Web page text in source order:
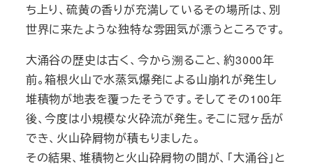
ち上り、硫黄の香りが充満しているその場所は、別
世界に来たような独特な雰囲気が漂うところです。
大涌谷の歴史は古く、今から溯ること、約3000年
前。箱根火山で水蒸気爆発による山崩れが発生し
堆積物が地表を覆ったそうです。そしてその100年
後、今度は小規模な火砕流が発生。そこに冠ヶ岳が
でき、火山砕屑物が積もりました。
その結果、堆積物と火山砕屑物の間が、「大涌谷」と